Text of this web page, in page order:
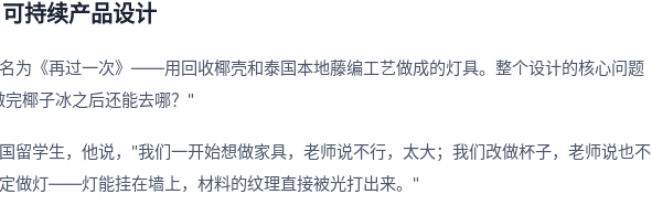
持续产品设计
为《再过一次》——用回收椰壳和泰国本地藤编工艺做成的灯具。整个设计的核心问题
椰子冰之后还能去哪？"
留学生，他说，"我们一开始想做家具，老师说不行，太大；我们改做杯子，老师说也不
做灯——灯能挂在墙上，材料的纹理直接被光打出来。"